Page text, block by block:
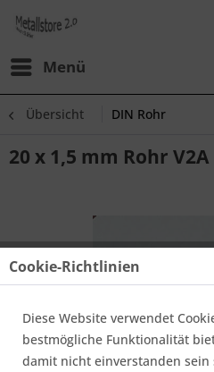
Menü
Übersicht DIN Rohr
20 x 1,5 mm Rohr V2A
Cookie-Richtlinien
Diese Website verwendet
bestmögliche Funktionalität
damit nicht einverstanden sein